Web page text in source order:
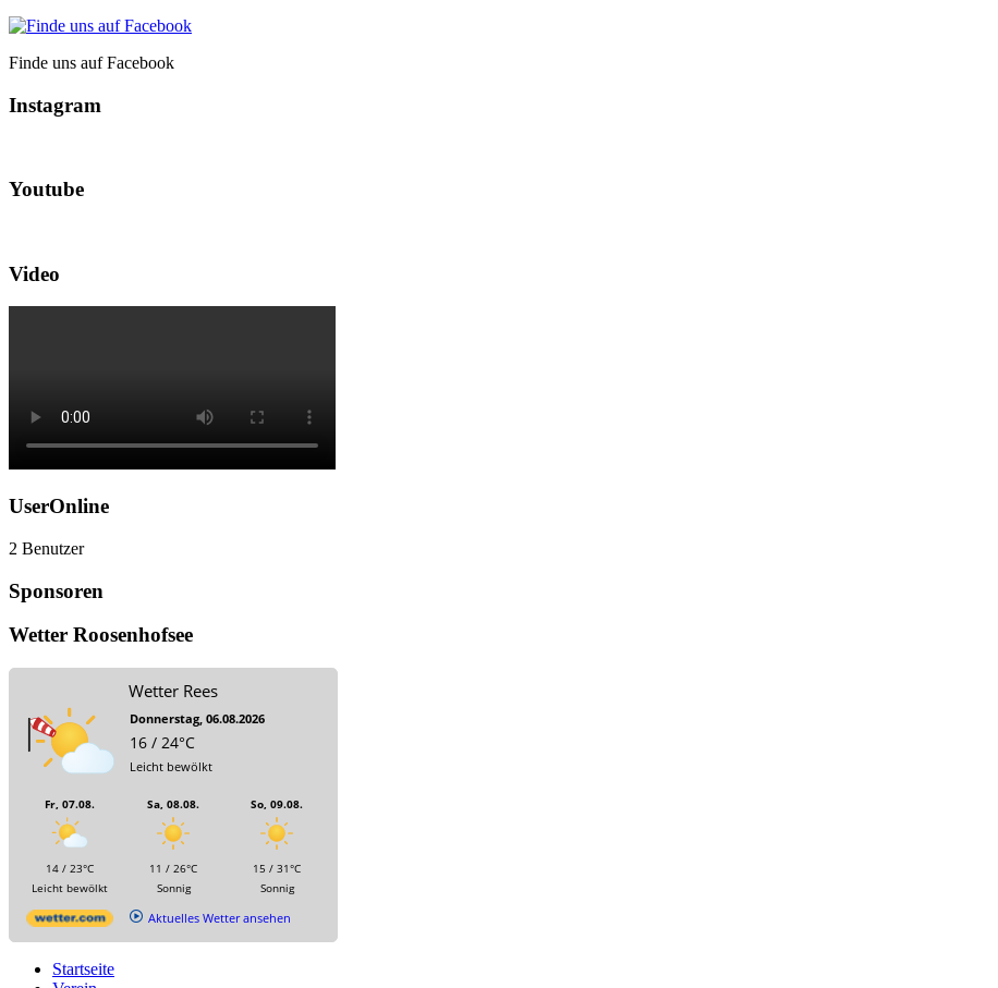
Finde uns auf Facebook
Instagram
Youtube
Video
UserOnline
2 Benutzer
Sponsoren
Wetter Roosenhofsee
Wetter Rees
Donnerstag, 06.08.2026
16 / 24°C
Leicht bewölkt
Fr, 07.08.
14 / 23°C
Leicht bewölkt
Sa, 08.08.
11 / 26°C
Sonnig
So, 09.08.
15 / 31°C
Sonnig
Aktuelles Wetter ansehen
Startseite